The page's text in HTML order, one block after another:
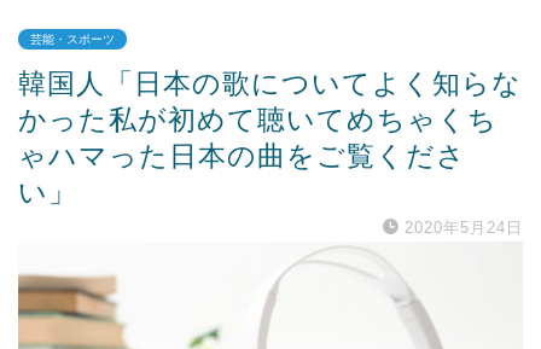
Powered by livedoor 相互RSS
芸能・スポーツ
韓国人「日本の歌についてよく知らな
かった私が初めて聴いてめちゃくち
ゃハマった日本の曲をご覧くださ
い」
2020年5月24日